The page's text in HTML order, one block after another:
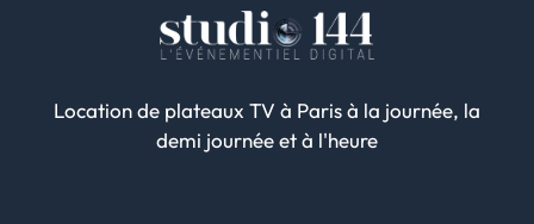
Location de plateaux TV à Paris à la journée, la
demi journée et à l'heure